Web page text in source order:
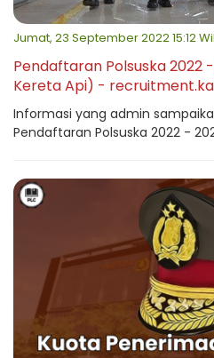
Jumat, 23 September 2022 15:12
Pendaftaran Polsuska 2022
Kereta Api) -
Informasi yang admin
Pendaftaran Polsuska 2022 -